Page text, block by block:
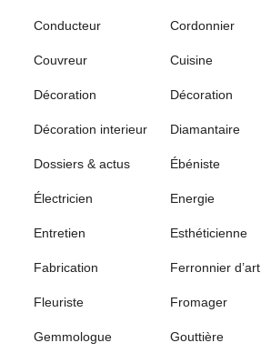
Conducteur Cordonnier
Couvreur Cuisine
Décoration Décoration
Décoration interieur Diamantaire
Dossiers & actus Ébéniste
Électricien Energie
Entretien Esthéticienne
Fabrication Ferronnier d’art
Fleuriste Fromager
Gemmologue Gouttière